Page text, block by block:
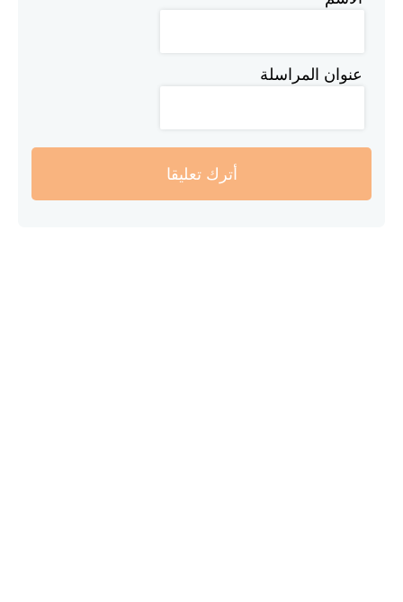
عنوان المراسلة
أترك تعليقا